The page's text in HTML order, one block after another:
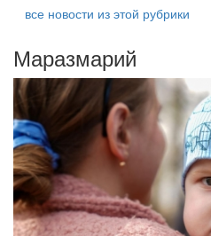
все новости из этой рубрики
Маразмарий